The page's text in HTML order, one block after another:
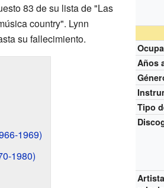
Años
Tipo
83 de su lista de "Las
country". Lynn
su fallecimiento.
1969)
1980)